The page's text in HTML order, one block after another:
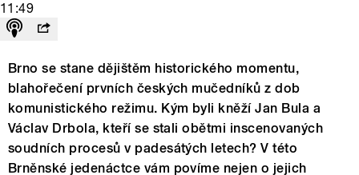
11:49
Brno se stane dějištěm historického momentu,
blahořečení prvních českých mučedníků z dob
komunistického režimu. Kým byli kněží Jan Bula a
Václav Drbola, kteří se stali obětmi inscenovaných
soudních procesů v padesátých letech? V této
Brněnské jedenáctce vám povíme nejen o jejich